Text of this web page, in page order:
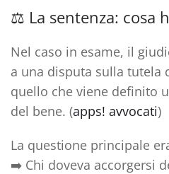
⚖️ La sentenza: cosa
Nel caso in esame, il
a una disputa sulla tutela
quello che viene definito
del bene. (apps! avvocati)
La questione principale
➡️ Chi doveva accorgersi